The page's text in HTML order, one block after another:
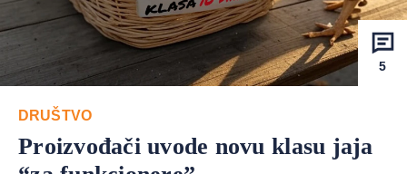
5
DRUŠTVO
Proizvođači uvode novu klasu jaja